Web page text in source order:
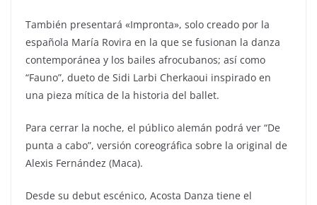
También presentará «Impronta», solo creado por la
española María Rovira en la que se fusionan la danza
contemporánea y los bailes afrocubanos; así como
“Fauno”, dueto de Sidi Larbi Cherkaoui inspirado en
una pieza mítica de la historia del ballet.
Para cerrar la noche, el público alemán podrá ver “De
punta a cabo”, versión coreográfica sobre la original de
Alexis Fernández (Maca).
Desde su debut escénico, Acosta Danza tiene el